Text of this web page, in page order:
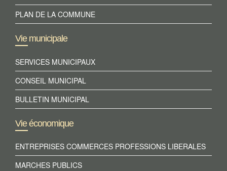
PLAN DE LA COMMUNE
Vie municipale
SERVICES MUNICIPAUX
CONSEIL MUNICIPAL
BULLETIN MUNICIPAL
Vie économique
ENTREPRISES COMMERCES PROFESSIONS LIBERALES
MARCHES PUBLICS